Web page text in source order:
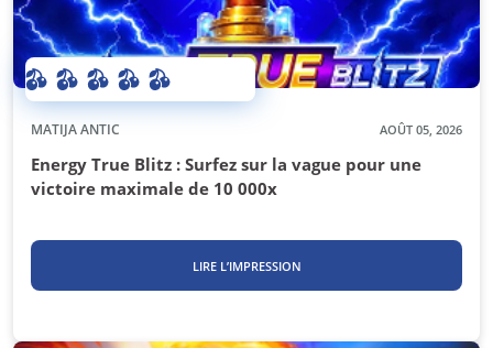
MATIJA ANTIC AOÛT 05, 2026
Energy True Blitz : Surfez sur la vague pour une
victoire maximale de 10 000x
LIRE L’IMPRESSION